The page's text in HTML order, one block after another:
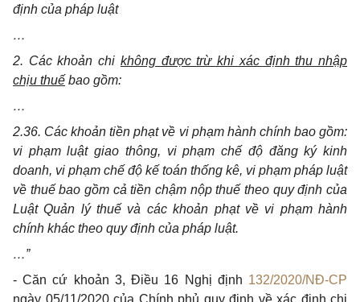
định của pháp luật
…
2. Các khoản chi không được trừ khi xác định thu nhập
chịu thuế bao gồm:
…
2.36. Các khoản tiền phạt về vi phạm hành chính bao gồm:
vi phạm luật giao thông, vi phạm chế độ đăng ký kinh
doanh, vi phạm chế độ kế toán thống kê, vi phạm pháp luật
về thuế bao gồm cả tiền chậm nộp thuế theo quy định của
Luật Quản lý thuế và các khoản phạt về vi phạm hành
chính khác theo quy định của pháp luật.
…”
- Căn cứ khoản 3, Điều 16 Nghị định 132/2020/NĐ-CP
ngày 05/11/2020 của Chính phủ quy định về xác định chi